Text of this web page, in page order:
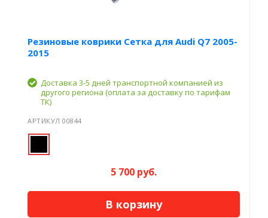
Резиновые коврики Сетка для Audi Q7 2005-
2015
Доставка 3-5 дней транспортной компанией из
другого региона (оплата за доставку по тарифам
ТК)
АРТИКУЛ 00844
5 700 руб.
В корзину